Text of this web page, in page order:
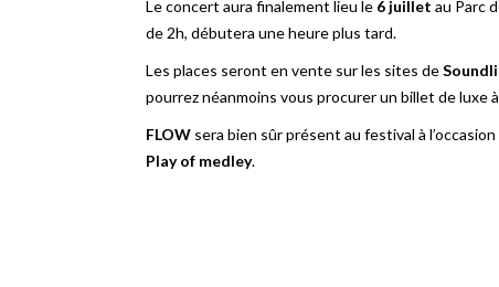
Le concert aura finalement lieu le 6 juillet au Parc
de 2h, débutera une heure plus tard.
Les places seront en vente sur les sites de
pourrez néanmoins vous procurer un billet de
FLOW sera bien sûr présent au festival à
Play of medley.